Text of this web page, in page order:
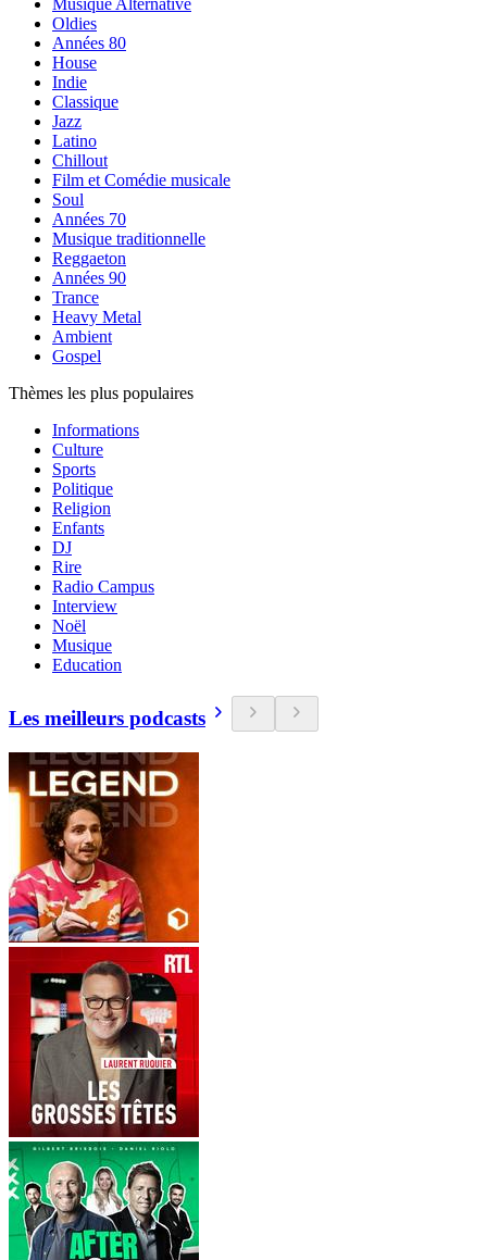
Musique Alternative
Oldies
Années 80
House
Indie
Classique
Jazz
Latino
Chillout
Film et Comédie musicale
Soul
Années 70
Musique traditionnelle
Reggaeton
Années 90
Trance
Heavy Metal
Ambient
Gospel
Thèmes les plus populaires
Informations
Culture
Sports
Politique
Religion
Enfants
DJ
Rire
Radio Campus
Interview
Noël
Musique
Education
Les meilleurs podcasts